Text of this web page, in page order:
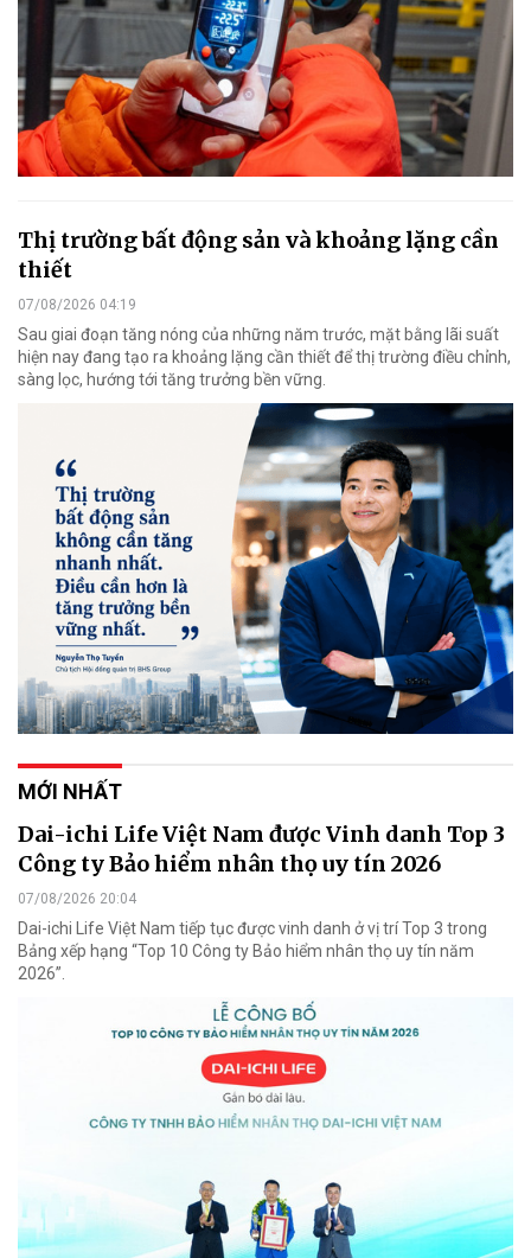
Thị trường bất động sản và khoảng lặng cần
thiết
07/08/2026 04:19
Sau giai đoạn tăng nóng của những năm trước, mặt bằng lãi suất
hiện nay đang tạo ra khoảng lặng cần thiết để thị trường điều chỉnh,
sàng lọc, hướng tới tăng trưởng bền vững.
MỚI NHẤT
Dai-ichi Life Việt Nam được Vinh danh Top 3
Công ty Bảo hiểm nhân thọ uy tín 2026
07/08/2026 20:04
Dai-ichi Life Việt Nam tiếp tục được vinh danh ở vị trí Top 3 trong
Bảng xếp hạng “Top 10 Công ty Bảo hiểm nhân thọ uy tín năm
2026”.